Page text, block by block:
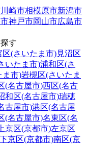
川崎市相模原市新潟市
神戸市岡山市広島市
す
区(さいたま市)見沼区
いたま市)浦和区(さ
ま市)岩槻区(さいたま
(名古屋市)西区(名古
和区(名古屋市)瑞穂
古屋市)港区(名古屋
(名古屋市)名東区(名
上京区(京都市)左京区
下京区(京都市)南区(京